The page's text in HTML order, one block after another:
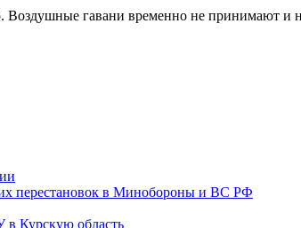
Воздушные гавани временно не принимают и
перестановок в Минобороны и ВС РФ
Курскую область